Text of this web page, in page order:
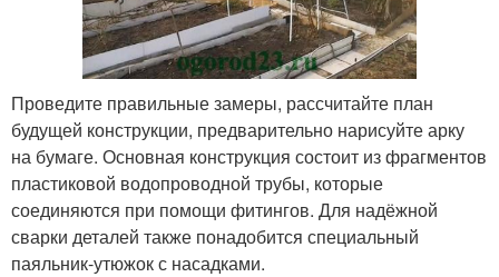
Проведите правильные замеры, рассчитайте план
будущей конструкции, предварительно нарисуйте арку
на бумаге. Основная конструкция состоит из фрагментов
пластиковой водопроводной трубы, которые
соединяются при помощи фитингов. Для надёжной
сварки деталей также понадобится специальный
паяльник-утюжок с насадками.